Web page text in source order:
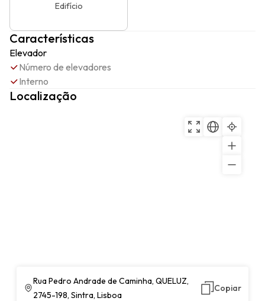
Edifício
Características
Elevador
Número de elevadores
Interno
Localização
Rua Pedro Andrade de Caminha, QUELUZ,
2745-198, Sintra, Lisboa
Copiar